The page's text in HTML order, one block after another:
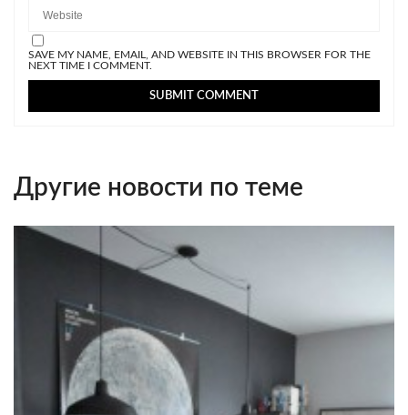
SAVE MY NAME, EMAIL, AND WEBSITE IN THIS BROWSER FOR THE
NEXT TIME I COMMENT.
Другие новости по теме